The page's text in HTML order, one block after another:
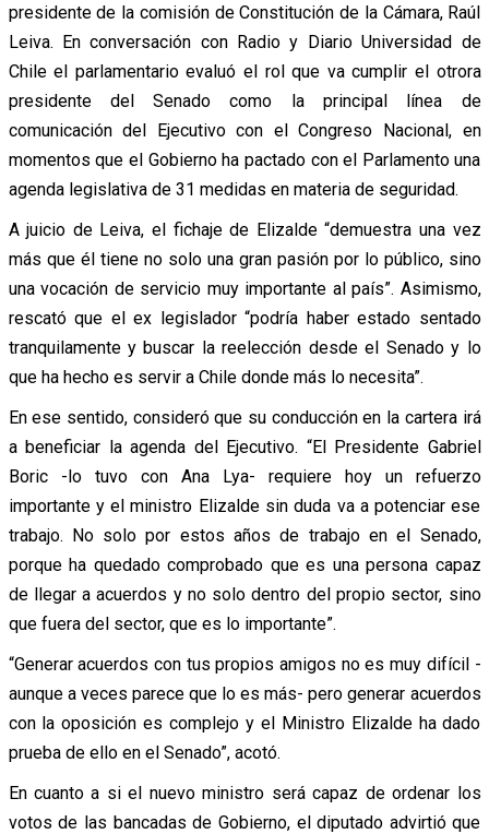
presidente de la comisión de Constitución de la Cámara, Raúl
Leiva. En conversación con Radio y Diario Universidad de
Chile el parlamentario evaluó el rol que va cumplir el otrora
presidente del Senado como la principal línea de
comunicación del Ejecutivo con el Congreso Nacional, en
momentos que el Gobierno ha pactado con el Parlamento una
agenda legislativa de 31 medidas en materia de seguridad.
A juicio de Leiva, el fichaje de Elizalde “demuestra una vez
más que él tiene no solo una gran pasión por lo público, sino
una vocación de servicio muy importante al país”. Asimismo,
rescató que el ex legislador “podría haber estado sentado
tranquilamente y buscar la reelección desde el Senado y lo
que ha hecho es servir a Chile donde más lo necesita”.
En ese sentido, consideró que su conducción en la cartera irá
a beneficiar la agenda del Ejecutivo. “El Presidente Gabriel
Boric -lo tuvo con Ana Lya- requiere hoy un refuerzo
importante y el ministro Elizalde sin duda va a potenciar ese
trabajo. No solo por estos años de trabajo en el Senado,
porque ha quedado comprobado que es una persona capaz
de llegar a acuerdos y no solo dentro del propio sector, sino
que fuera del sector, que es lo importante”.
“Generar acuerdos con tus propios amigos no es muy difícil -
aunque a veces parece que lo es más- pero generar acuerdos
con la oposición es complejo y el Ministro Elizalde ha dado
prueba de ello en el Senado”, acotó.
En cuanto a si el nuevo ministro será capaz de ordenar los
votos de las bancadas de Gobierno, el diputado advirtió que